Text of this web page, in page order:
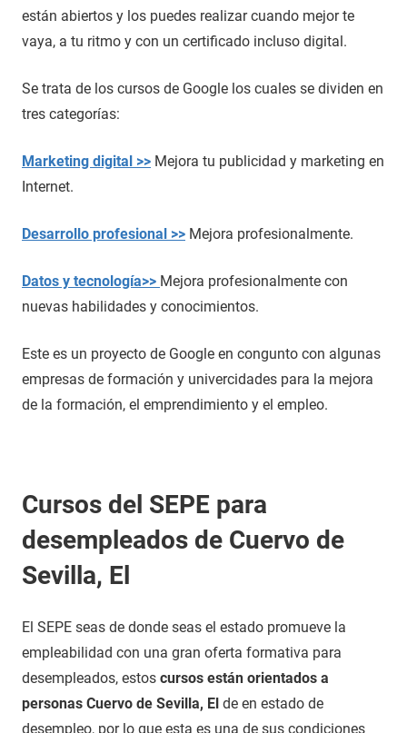
están abiertos y los puedes realizar cuando mejor te
vaya, a tu ritmo y con un certificado incluso digital.
Se trata de los cursos de Google los cuales se dividen en
tres categorías:
Marketing digital >> Mejora tu publicidad y marketing en
Internet.
Desarrollo profesional >> Mejora profesionalmente.
Datos y tecnología>> Mejora profesionalmente con
nuevas habilidades y conocimientos.
Este es un proyecto de Google en congunto con algunas
empresas de formación y univercidades para la mejora
de la formación, el emprendimiento y el empleo.
Cursos del SEPE para
desempleados de Cuervo de
Sevilla, El
El SEPE seas de donde seas el estado promueve la
empleabilidad con una gran oferta formativa para
desempleados, estos cursos están orientados a
personas Cuervo de Sevilla, El de en estado de
desempleo, por lo que esta es una de sus condiciones